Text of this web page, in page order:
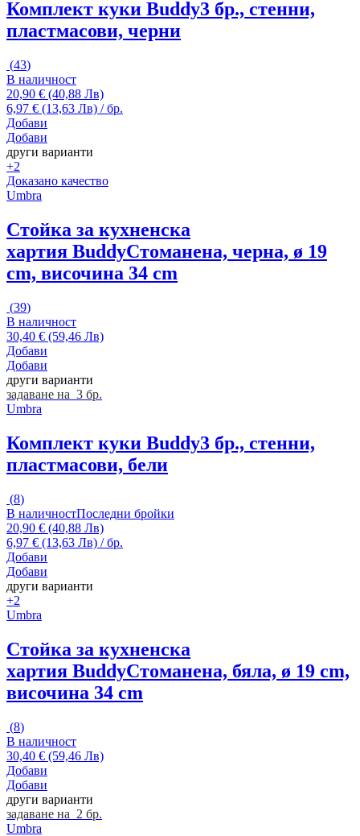
Комплект куки Buddy3 бр., стенни,
пластмасови, черни
(43)
В наличност
20,90 € (40,88 Лв)
6,97 € (13,63 Лв) / бр.
Добави
Добави
други варианти
+2
Доказано качество
Umbra
Стойка за кухненска
хартия BuddyСтоманена, черна, ø 19
cm, височина 34 cm
(39)
В наличност
30,40 € (59,46 Лв)
Добави
Добави
други варианти
задаване на 3 бр.
Umbra
Комплект куки Buddy3 бр., стенни,
пластмасови, бели
(8)
В наличностПоследни бройки
20,90 € (40,88 Лв)
6,97 € (13,63 Лв) / бр.
Добави
Добави
други варианти
+2
Umbra
Стойка за кухненска
хартия BuddyСтоманена, бяла, ø 19 cm,
височина 34 cm
(8)
В наличност
30,40 € (59,46 Лв)
Добави
Добави
други варианти
задаване на 2 бр.
Umbra